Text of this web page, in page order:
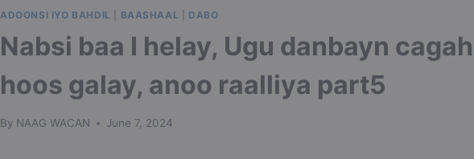
ADOONSI IYO BAHDIL BAASHAAL DABO
Nabsi baa I helay, Ugu danbayn
hoos galay, anoo raalliya part5
By NAAG WACAN June 7, 2024